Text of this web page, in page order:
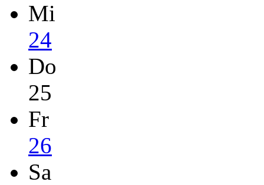
Mi
24
Do
25
Fr
26
Sa